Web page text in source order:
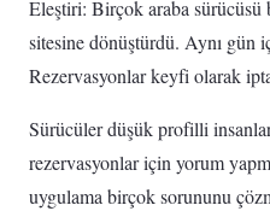
Eleştiri: Birçok araba
sitesine dönüştürdü. Aynı gün
Rezervasyonlar keyfi olarak
Sürücüler düşük profilli
rezervasyonlar için yorum
uygulama birçok sorununu